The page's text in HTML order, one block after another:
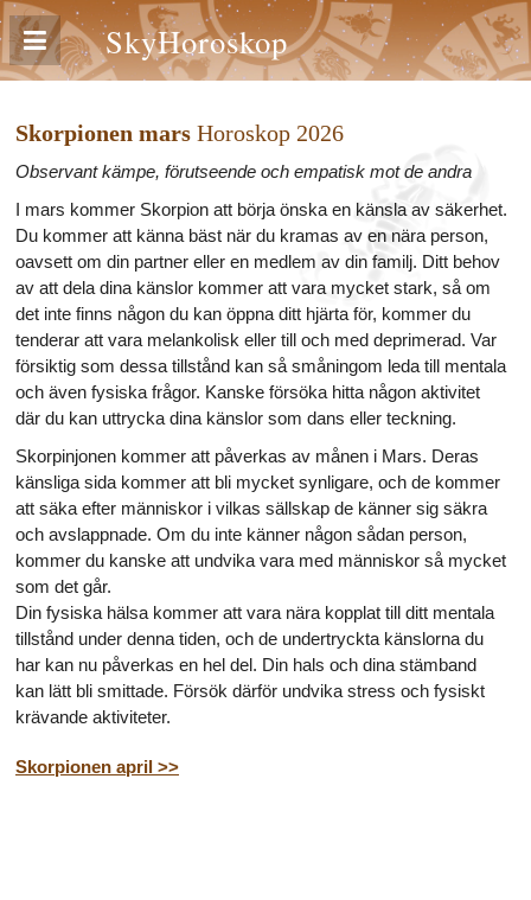
SkyHoroskop
Skorpionen mars Horoskop 2026
Observant kämpe, förutseende och empatisk mot de andra
I mars kommer Skorpion att börja önska en känsla av säkerhet.
Du kommer att känna bäst när du kramas av en nära person,
oavsett om din partner eller en medlem av din familj. Ditt behov
av att dela dina känslor kommer att vara mycket stark, så om
det inte finns någon du kan öppna ditt hjärta för, kommer du
tenderar att vara melankolisk eller till och med deprimerad. Var
försiktig som dessa tillstånd kan så småningom leda till mentala
och även fysiska frågor. Kanske försöka hitta någon aktivitet
där du kan uttrycka dina känslor som dans eller teckning.
Skorpinjonen kommer att påverkas av månen i Mars. Deras
känsliga sida kommer att bli mycket synligare, och de kommer
att säka efter människor i vilkas sällskap de känner sig säkra
och avslappnade. Om du inte känner någon sådan person,
kommer du kanske att undvika vara med människor så mycket
som det går.
Din fysiska hälsa kommer att vara nära kopplat till ditt mentala
tillstånd under denna tiden, och de undertryckta känslorna du
har kan nu påverkas en hel del. Din hals och dina stämband
kan lätt bli smittade. Försök därför undvika stress och fysiskt
krävande aktiviteter.
Skorpionen april >>